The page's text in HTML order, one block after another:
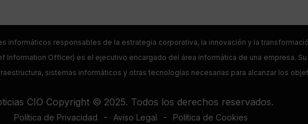
informáticos responsables de la estrategia corporativa, la innovación y la
Information Officer) es el ejecutivo encargado del área informática de una empresa.
sistemas informáticos y otras tecnologías necesarias para alcanzar los
CIO Copyright © 2025. Todos los derechos reservados.
Política de Privacidad - Aviso Legal - Política de Cookies